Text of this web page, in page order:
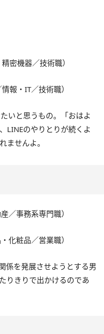
密機器／技術職）
報・IT／技術職）
いと思うもの。「おはよ
LINEのやりとりが続くよ
ませんよ。
／事務系専門職）
化粧品／営業職）
係を発展させようとする男
りきりで出かけるのであ